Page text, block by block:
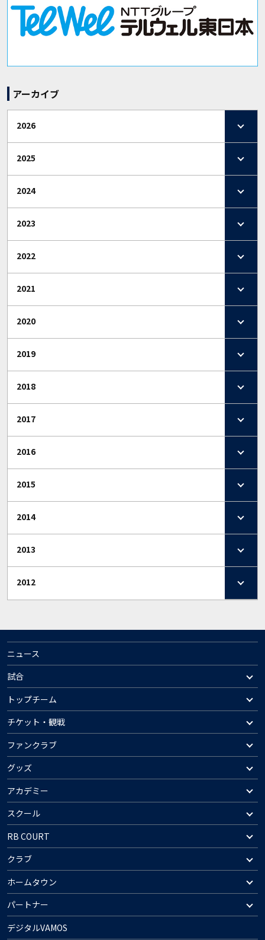
アーカイブ
2026
2025
2024
2023
2022
2021
2020
2019
2018
2017
2016
2015
2014
2013
2012
ニュース
試合
トップチーム
チケット・観戦
ファンクラブ
グッズ
アカデミー
スクール
RB COURT
クラブ
ホームタウン
パートナー
デジタルVAMOS